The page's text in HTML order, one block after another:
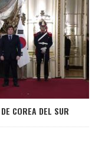
COREA DEL SUR